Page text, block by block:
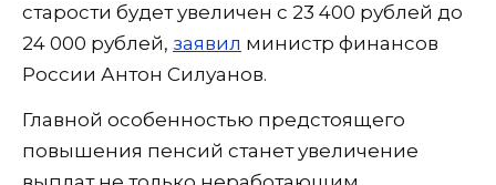
старости будет увеличен с 23 400 рублей до
24 000 рублей, заявил министр финансов
России Антон Силуанов.
Главной особенностью предстоящего
повышения пенсий станет увеличение